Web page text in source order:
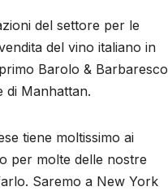
del settore per le
del vino italiano in
Barolo & Barbaresco
di Manhattan.
tiene moltissimo ai
per molte delle nostre
Saremo a New York